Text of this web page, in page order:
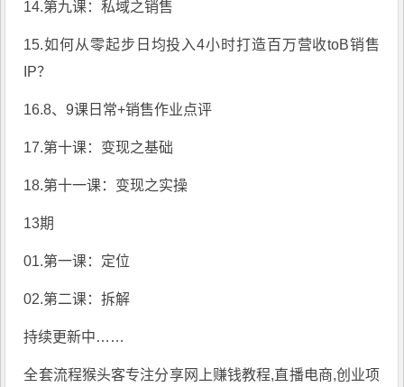
14.第九课：私域之销售
15.如何从零起步日均投入4小时打造百万营收toB销售
IP？
16.8、9课日常+销售作业点评
17.第十课：变现之基础
18.第十一课：变现之实操
13期
01.第一课：定位
02.第二课：拆解
持续更新中……
全套流程猴头客专注分享网上赚钱教程,直播电商,创业项